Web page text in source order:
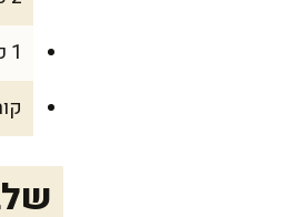
1 כפית תמצית וניל איכותית